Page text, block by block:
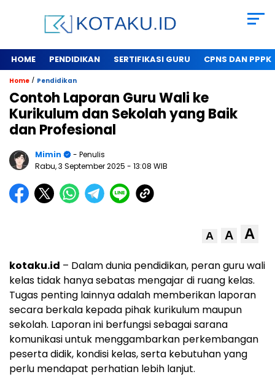
HOME PENDIDIKAN SERTIFIKASI GURU CPNS DAN PPPK
Home / Pendidikan
Contoh Laporan Guru Wali ke
Kurikulum dan Sekolah yang Baik
dan Profesional
Mimin
- Penulis
Rabu, 3 September 2025 - 13:08 WIB
A A A
kotaku.id – Dalam dunia pendidikan, peran guru wali
kelas tidak hanya sebatas mengajar di ruang kelas.
Tugas penting lainnya adalah memberikan laporan
secara berkala kepada pihak kurikulum maupun
sekolah. Laporan ini berfungsi sebagai sarana
komunikasi untuk menggambarkan perkembangan
peserta didik, kondisi kelas, serta kebutuhan yang
perlu mendapat perhatian lebih lanjut.